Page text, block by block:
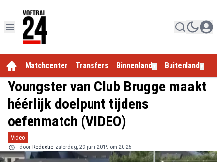
Matchcenter Transfers Binnenland Buitenland
Youngster van Club Brugge maakt
héérlijk doelpunt tijdens
oefenmatch (VIDEO)
Video
door Redactie zaterdag, 29 juni 2019 om 20:25